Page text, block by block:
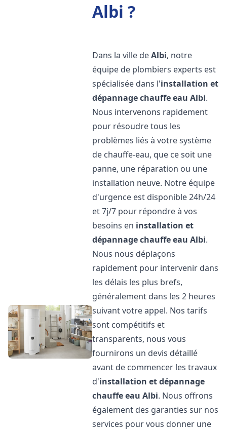
Albi ?
Dans la ville deAlbi, notre
équipe de plombiers experts est
spécialisée dans l'installation et
dépannage chauffe eau Albi.
Nous intervenons rapidement
pour résoudre tous les
problèmes liés à votre système
de chauffe-eau, que ce soit une
panne, une réparation ou une
installation neuve. Notre équipe
d'urgence est disponible 24h/24
et 7j/7 pour répondre à vos
besoins en installation et
dépannage chauffe eau Albi.
Nous nous déplaçons
rapidement pour intervenir dans
les délais les plus brefs,
généralement dans les 2 heures
suivant votre appel. Nos tarifs
sont compétitifs et
transparents, nous vous
fournirons un devis détaillé
avant de commencer les travaux
d'installation et dépannage
chauffe eau Albi. Nous offrons
également des garanties sur nos
services pour vous donner une